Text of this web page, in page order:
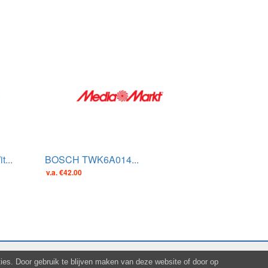
BOSCH TWK6A014...
v.a. €42.00
Door gebruik te blijven maken van deze website of door op